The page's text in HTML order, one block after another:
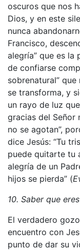
oscuros que nos
Dios, y en este
nunca
Francisco,
alegría” que es la
de confiarse
sobrenatural”
se transforma, y
un rayo de luz
gracias del Señor
no se agotan”,
dice Jesús: “Tu
puede quitarte tu
alegría de un
hijos se pierda” (
10. Saber que
El verdadero
encuentro con
punto de dar su